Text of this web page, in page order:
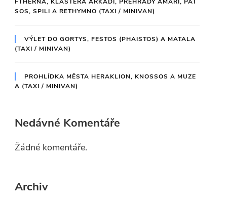
SOS, SPILI A RETHYMNO (TAXI / MINIVAN)
VÝLET DO GORTYS, FESTOS (PHAISTOS) A MATALA
(TAXI / MINIVAN)
PROHLÍDKA MĚSTA HERAKLION, KNOSSOS A MUZE
A (TAXI / MINIVAN)
Nedávné Komentáře
Žádné komentáře.
Archiv